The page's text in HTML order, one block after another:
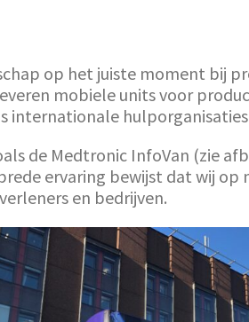
op het juiste moment bij
mobiele units voor
internationale
de Medtronic InfoVan (zie
ervaring bewijst dat wij
en bedrijven.